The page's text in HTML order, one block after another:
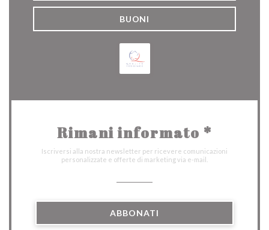
BUONI
Rimani informato *
Iscriversi alla nostra newsletter per ricevere comunicazioni
personalizzate e offerte di marketing via e-mail.
ABBONATI